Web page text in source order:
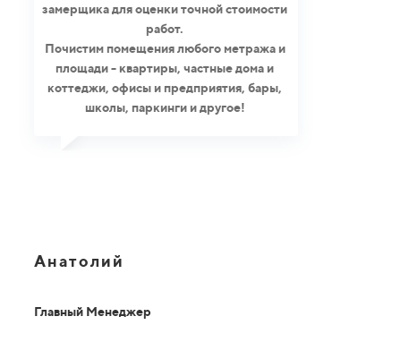
замерщика для оценки точной стоимости
работ.
Почистим помещения любого метража и
площади - квартиры, частные дома и
коттеджи, офисы и предприятия, бары,
школы, паркинги и другое!
Анатолий
Главный Менеджер